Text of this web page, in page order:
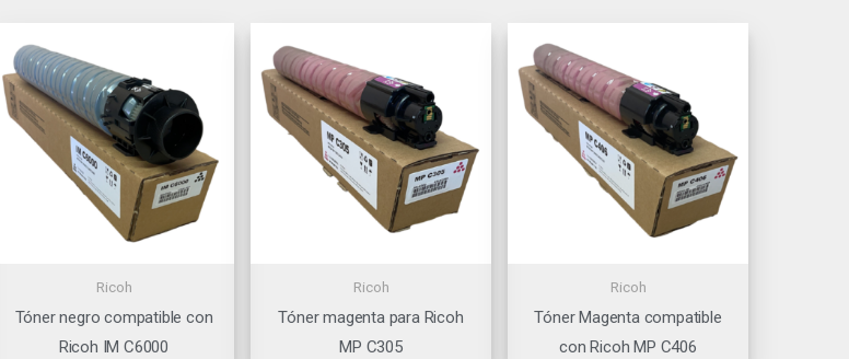
Ricoh
Tóner negro compatible con
Ricoh IM C6000
Ricoh
Tóner magenta para Ricoh
MP C305
Ricoh
Tóner Magenta compatible
con Ricoh MP C406